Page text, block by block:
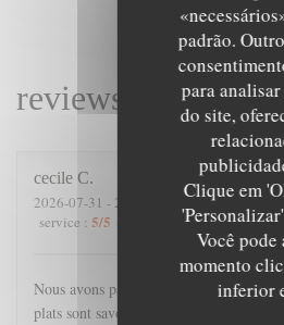
padrão.
para
do site,
Clique em
Você pode
momento
inferior
cecile C
2026-07-31 - 21:00 - guests 4
service : 5/5 4/5 menu:5/5
Nous avons passé une excellente
plats sont savoureux, et copieux.